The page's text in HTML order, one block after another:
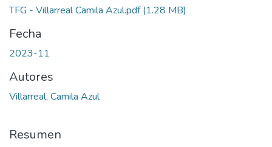
TFG - Villarreal Camila Azul.pdf(1.28 MB)
Fecha
2023-11
Autores
Villarreal, Camila Azul
Resumen